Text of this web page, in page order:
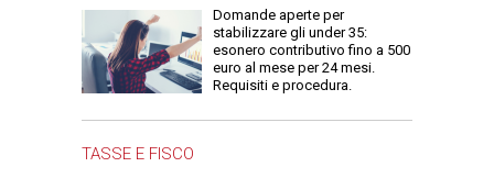
Domande aperte per
stabilizzare gli under 35:
esonero contributivo fino a 500
euro al mese per 24 mesi.
Requisiti e procedura.
TASSE E FISCO